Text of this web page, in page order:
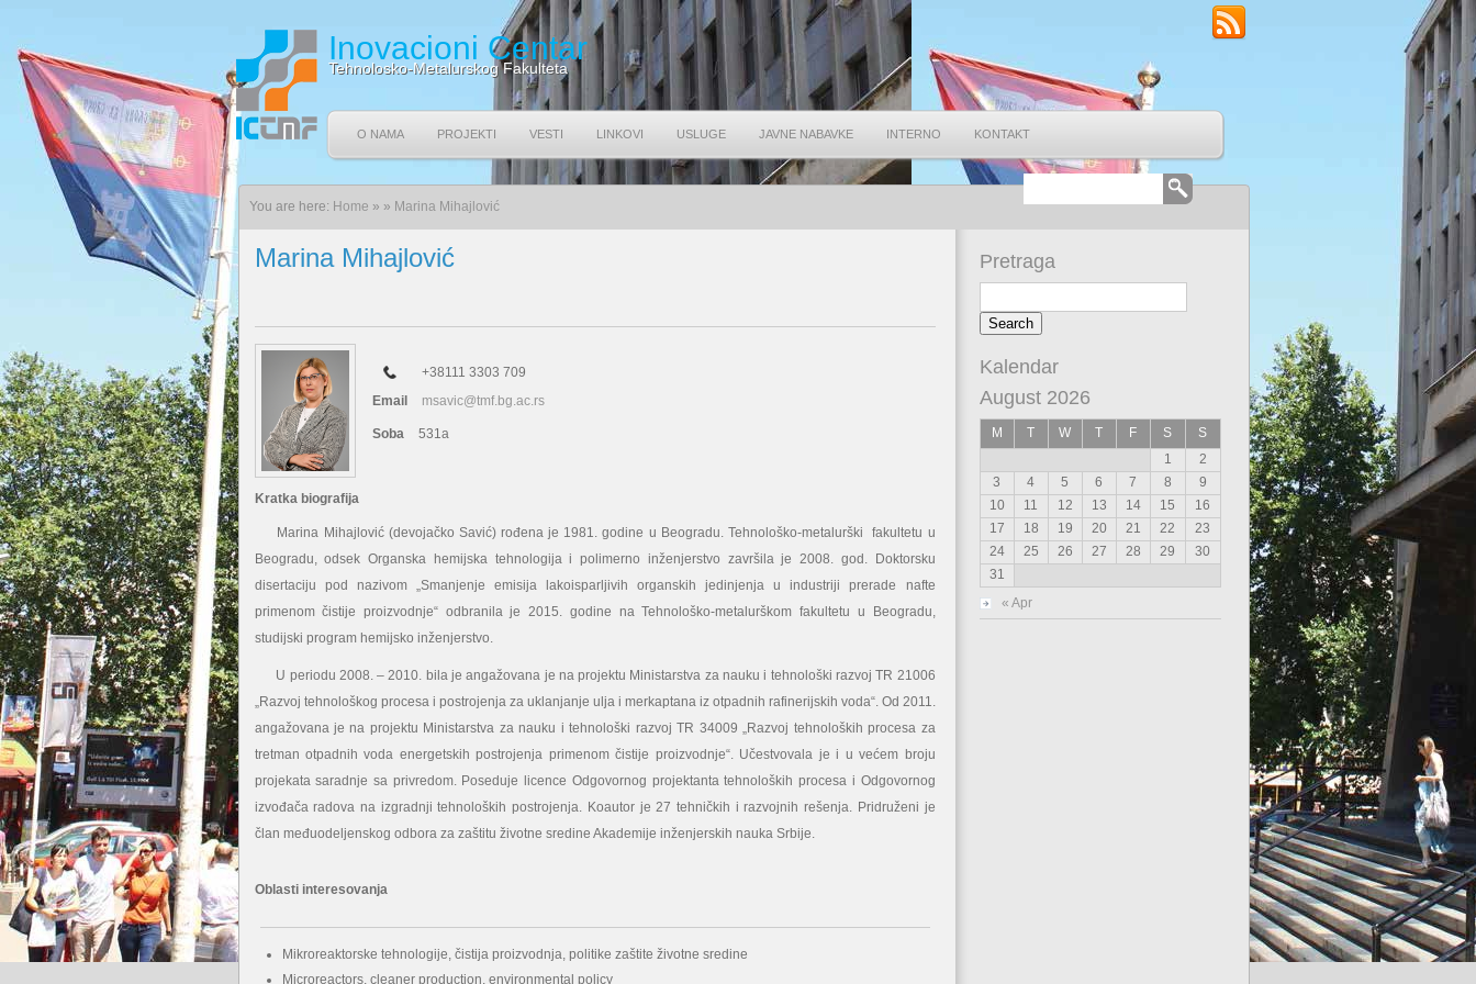
Inovacioni Centar
Tehnolosko-Metalurskog Fakulteta
O NAMA PROJEKTI VESTI LINKOVI USLUGE JAVNE NABAVKE INTERNO KONTAKT
You are here: Home » » Marina Mihajlović
Marina Mihajlović
+38111 3303 709
Email
msavic@tmf.bg.ac.rs
Soba 531a
Kratka biografija
Marina Mihajlović (devojačko Savić) rođena je 1981. godine u Beogradu. Tehnološko-metalurški fakultetu u
Beogradu, odsek Organska hemijska tehnologija i polimerno inženjerstvo završila je 2008. god. Doktorsku
disertaciju pod nazivom „Smanjenje emisija lakoisparlјivih organskih jedinjenja u industriji prerade nafte
primenom čistije proizvodnje“ odbranila je 2015. godine na Tehnološko-metalurškom fakultetu u Beogradu,
studijski program hemijsko inženjerstvo.
U periodu 2008. – 2010. bila je angažovana je na projektu Ministarstva za nauku i tehnološki razvoj TR 21006
„Razvoj tehnološkog procesa i postrojenja za uklanjanje ulja i merkaptana iz otpadnih rafinerijskih voda“. Od 2011.
angažovana je na projektu Ministarstva za nauku i tehnološki razvoj TR 34009 „Razvoj tehnoloških procesa za
tretman otpadnih voda energetskih postrojenja primenom čistije proizvodnje“. Učestvovala je i u većem broju
projekata saradnje sa privredom. Poseduje licence Odgovornog projektanta tehnoloških procesa i Odgovornog
izvođača radova na izgradnji tehnoloških postrojenja. Koautor je 27 tehničkih i razvojnih rešenja. Pridruženi je
član međuodeljenskog odbora za zaštitu životne sredine Akademije inženjerskih nauka Srbije.
Oblasti interesovanja
Mikroreaktorske tehnologije, čistija proizvodnja, politike zaštite životne sredine
Microreactors, cleaner production, environmental policy
Pretraga
Kalendar
August 2026
M T W T F S
S
1
2
3
4 5 6 7 8
9
10
11 12 13 14 15
16
17
18 19 20 21 22
23
24
25 26 27 28 29
30
31
« Apr